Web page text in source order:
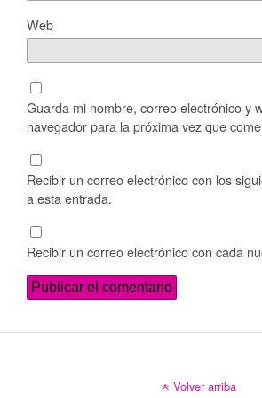
Web
Guarda mi nombre, correo electrónico y
navegador para la próxima vez que
Recibir un correo electrónico con los
a esta entrada.
Recibir un correo electrónico con cada
Volver arriba